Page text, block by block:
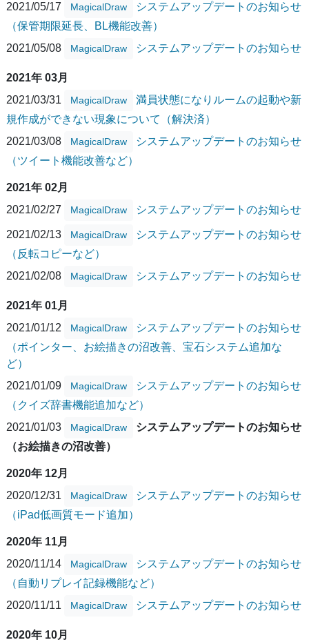
2021/05/17 MagicalDraw
システムアップデートのお知らせ
（保管期限延長、BL機能改善）
2021/05/08
MagicalDraw システムアップデートのお知らせ
2021年 03月
2021/03/31
MagicalDraw
満員状態になりルームの起動や新
規作成ができない現象について（解決済）
2021/03/08
MagicalDraw
システムアップデートのお知らせ
（ツイート機能改善など）
2021年 02月
2021/02/27
MagicalDraw システムアップデートのお知らせ
2021/02/13 MagicalDraw
システムアップデートのお知らせ
（反転コピーなど）
2021/02/08
MagicalDraw システムアップデートのお知らせ
2021年 01月
2021/01/12
MagicalDraw
システムアップデートのお知らせ
（ポインター、お絵描きの沼改善、宝石システム追加な
ど）
2021/01/09
MagicalDraw
システムアップデートのお知らせ
（クイズ辞書機能追加など）
2021/01/03
MagicalDraw
システムアップデートのお知らせ
（お絵描きの沼改善）
2020年 12月
2020/12/31
MagicalDraw
システムアップデートのお知らせ
（iPad低画質モード追加）
2020年 11月
2020/11/14
MagicalDraw
システムアップデートのお知らせ
（自動リプレイ記録機能など）
2020/11/11
MagicalDraw システムアップデートのお知らせ
2020年 10月